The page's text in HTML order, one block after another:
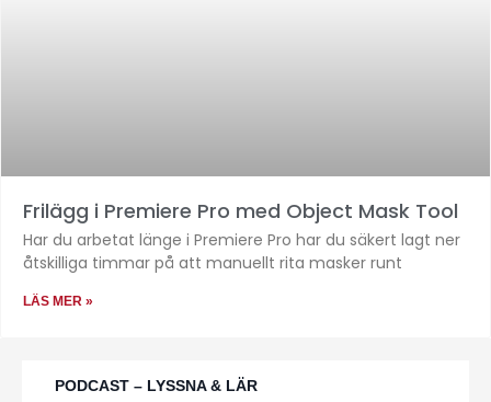
PODCAST – LYSSNA & LÄR
Frilägg i Premiere Pro med Object Mask Tool
Har du arbetat länge i Premiere Pro har du säkert lagt ner
åtskilliga timmar på att manuellt rita masker runt
LÄS MER »